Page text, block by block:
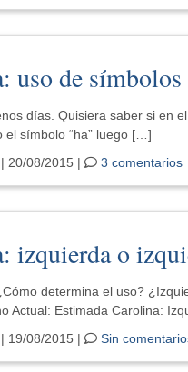
uso de símbolos
días. Quisiera saber si en
el símbolo “ha” luego […]
| 20/08/2015 | 3 comentarios
izquierda o
determina el uso?
Actual: Estimada Carolina:
| 19/08/2015 | Sin